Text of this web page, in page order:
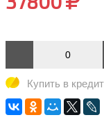
Купить в кредит